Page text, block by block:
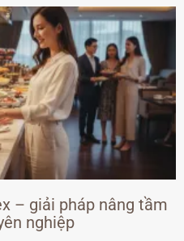
– giải pháp nâng tầm
nghiệp